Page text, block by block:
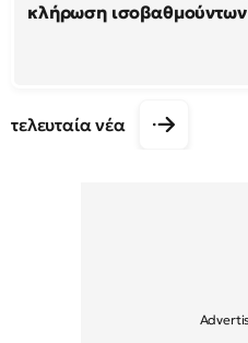
κλήρωση ισοβαθμούντων
τελευταία νέα